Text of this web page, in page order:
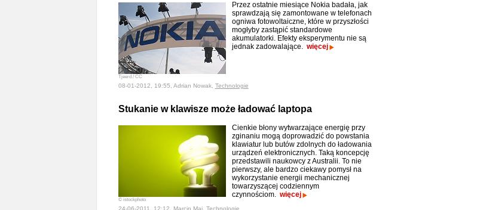
Tjeerd / CC
Przez ostatnie miesiące Nokia badała, jak
sprawdzają się zamontowane w telefonach
ogniwa fotowoltaiczne, które w przyszłości
mogłyby zastąpić standardowe
akumulatorki. Efekty eksperymentu nie są
jednak zadowalające. więcej
08-01-2012, 19:55, Adrian Nowak, Technologie
Stukanie w klawisze może ładować laptopa
© istockphoto
Cienkie błony wytwarzające energię przy
zginaniu mogą doprowadzić do powstania
klawiatur lub butów zdolnych do ładowania
urządzeń elektronicznych. Taką koncepcję
przedstawili naukowcy z Australii. To nie
pierwszy, ale bardzo ciekawy pomysł na
wykorzystanie energii mechanicznej
towarzyszącej codziennym
czynnościom. więcej
24-06-2011, 12:12, Marcin Maj, Technologie